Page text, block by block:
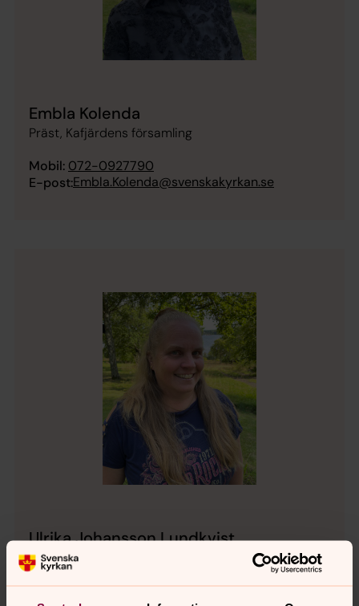
Embla Kolenda
Präst, Kafjärdens församling
Mobil: 072-0927790
E-post:Embla.Kolenda@svenskakyrkan.se
Ulrika Johansson Lundkvist
Kantor, Kafjärdens församling
Mobil:072-2140068